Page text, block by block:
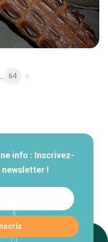
... 64
info : Inscrivez-
!